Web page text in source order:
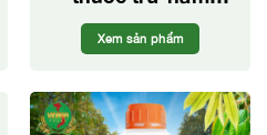
bệnh cho cây trồng
Xem sản phẩm